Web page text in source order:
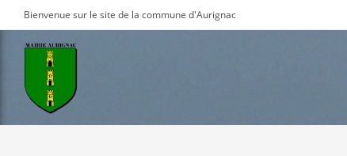
to
content
Bienvenue sur le site de la commune d'Aurignac